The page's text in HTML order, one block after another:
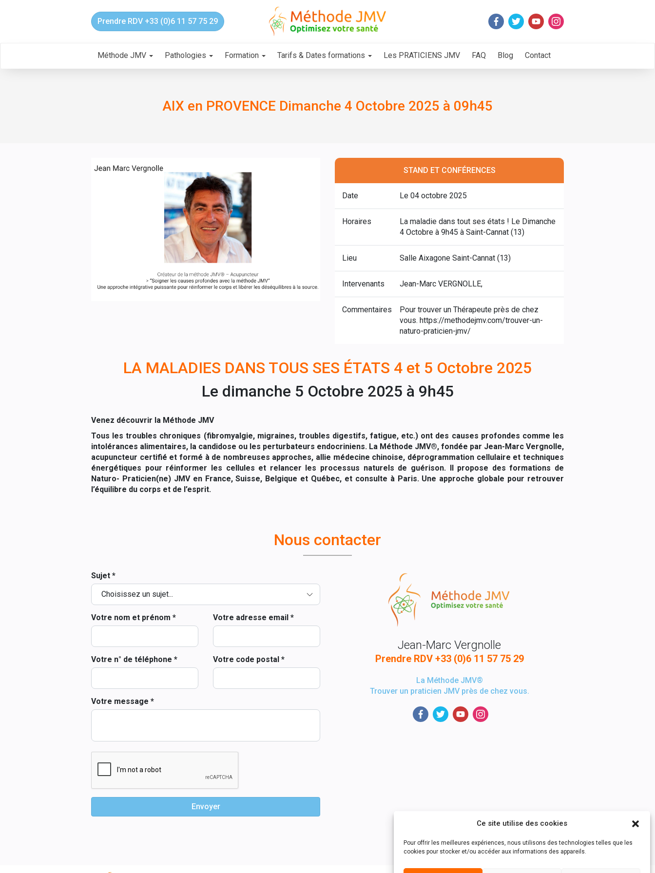
Ce site utilise des cookies
Pour offrir les meilleures expériences, nous utilisons des technologies telles que les
cookies pour stocker et/ou accéder aux informations des appareils.
Prendre RDV +33 (0)6 11 57 75 29
Méthode JMV Pathologies Formation Tarifs & Dates formations Les PRATICIENS JMV FAQ Blog Contact
AIX en PROVENCE Dimanche 4 Octobre 2025 à 09h45
STAND ET CONFÉRENCES
Date Le 04 octobre 2025
Horaires
La maladie dans tout ses états ! Le Dimanche
4 Octobre à 9h45 à Saint-Cannat (13)
Lieu Salle Aixagone Saint-Cannat (13)
Intervenants Jean-Marc VERGNOLLE,
Commentaires
Pour trouver un Thérapeute près de chez
vous. https://methodejmv.com/trouver-un-
naturo-praticien-jmv/
LA MALADIES DANS TOUS SES ÉTATS 4 et 5 Octobre 2025
Le dimanche 5 Octobre 2025 à 9h45
Venez découvrir la Méthode JMV
Tous les troubles chroniques (fibromyalgie, migraines, troubles digestifs, fatigue, etc.) ont des causes profondes comme les
intolérances alimentaires, la candidose ou les perturbateurs endocriniens. La Méthode JMV®, fondée par Jean-Marc Vergnolle,
acupuncteur certifié et formé à de nombreuses approches, allie médecine chinoise, déprogrammation cellulaire et techniques
énergétiques pour réinformer les cellules et relancer les processus naturels de guérison. Il propose des formations de
Naturo- Praticien(ne) JMV en France, Suisse, Belgique et Québec, et consulte à Paris. Une approche globale pour retrouver
l’équilibre du corps et de l’esprit.
Nous contacter
Sujet *
Votre nom et prénom * Votre adresse email *
Votre n° de téléphone * Votre code postal *
Votre message *
Envoyer
Jean-Marc Vergnolle
Prendre RDV +33 (0)6 11 57 75 29
La Méthode JMV®
Trouver un praticien JMV près de chez vous.